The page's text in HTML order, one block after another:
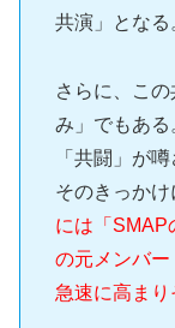
共演」となる
さらに、こ
み」でもあ
「共闘」が
そのきっかけ
には「SMAP
の元メンバ
急速に高まり